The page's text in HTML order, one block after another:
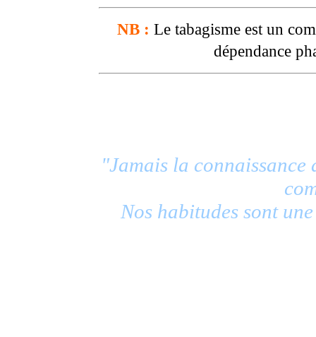
NB : Le tabagisme est un
dépendance
"Jamais la
Nos habitudes sont